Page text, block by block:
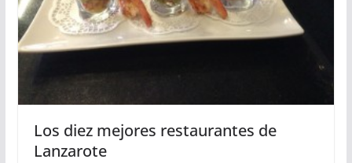
Los diez mejores restaurantes de
Lanzarote